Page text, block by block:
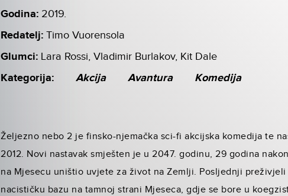
Godina: 2019.
Redatelj: Timo Vuorensola
Glumci: Lara Rossi, Vladimir Burlakov, Kit Dale
Kategorija: Akcija Avantura Komedija
Željezno nebo 2 je finsko-njemačka sci-fi akcijska komedija te
2012. Novi nastavak smješten je u 2047. godinu, 29 godina
na Mjesecu uništio uvjete za život na Zemlji. Posljednji
nacističku bazu na tamnoj strani Mjeseca, gdje se bore u